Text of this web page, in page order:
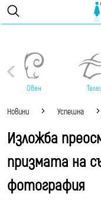
Овен
Новини Успешна
Изложба
призмата на
фотография